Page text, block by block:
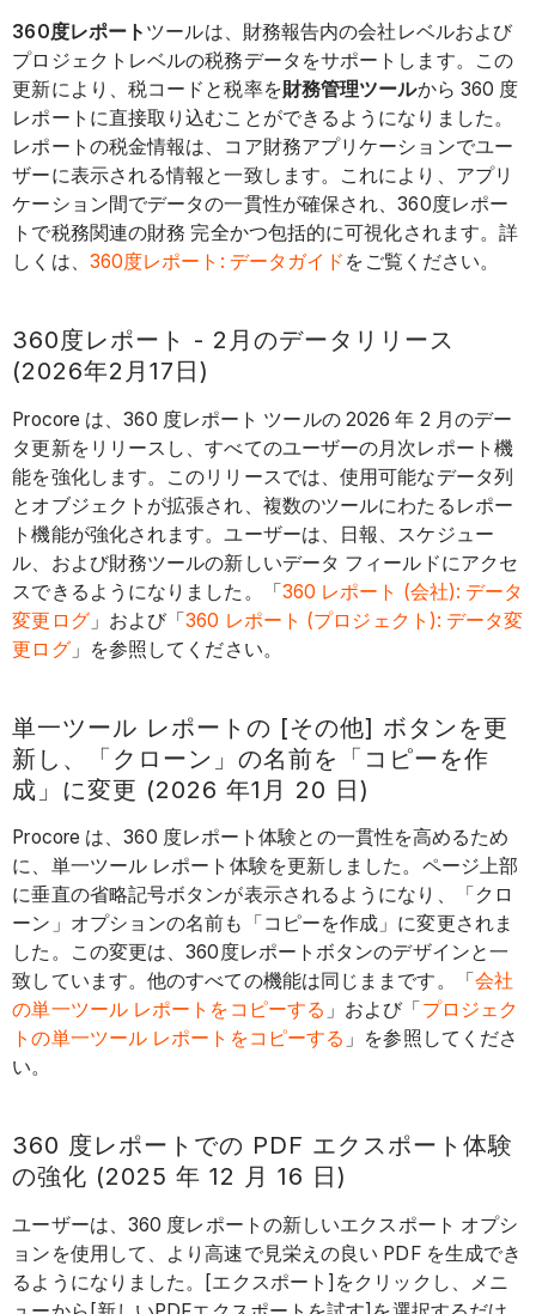
360度レポート ツールは、財務報告内の会社レベルおよび
プロジェクトレベルの税務データをサポートします。この
更新により、税コードと税率を財務管理ツールから 360 度
レポートに直接取り込むことができるようになりました。
レポートの税金情報は、コア財務アプリケーションでユー
ザーに表示される情報と一致します。これにより、アプリ
ケーション間でデータの一貫性が確保され、360度レポー
トで税務関連の財務 完全かつ包括的に可視化されます。詳
しくは、 360度レポート: データガイド をご覧ください。
360度レポート - 2月のデータリリース
(2026年2月17日)
Procore は、360 度レポート ツールの 2026 年 2 月のデー
タ更新をリリースし、すべてのユーザーの月次レポート機
能を強化します。このリリースでは、使用可能なデータ列
とオブジェクトが拡張され、複数のツールにわたるレポー
ト機能が強化されます。ユーザーは、日報、スケジュー
ル、および財務ツールの新しいデータ フィールドにアクセ
スできるようになりました。「360 レポート (会社): データ
変更ログ」および「360 レポート (プロジェクト): データ変
更ログ」を参照してください。
単一ツール レポートの [その他] ボタンを更
新し、「クローン」の名前を「コピーを作
成」に変更 (2026 年1月 20 日)
Procore は、360 度レポート体験との一貫性を高めるため
に、単一ツール レポート体験を更新しました。ページ上部
に垂直の省略記号ボタンが表示されるようになり、「クロ
ーン」オプションの名前も「コピーを作成」に変更されま
した。この変更は、360度レポートボタンのデザインと一
致しています。他のすべての機能は同じままです。「 会社
の単一ツール レポートをコピーする 」および「 プロジェク
トの単一ツール レポートをコピーする 」を参照してくださ
い。
360 度レポートでの PDF エクスポート体験
の強化 (2025 年 12 月 16 日)
ユーザーは、360 度レポートの新しいエクスポート オプシ
ョンを使用して、より高速で見栄えの良い PDF を生成でき
るようになりました。[エクスポート]をクリックし、メニ